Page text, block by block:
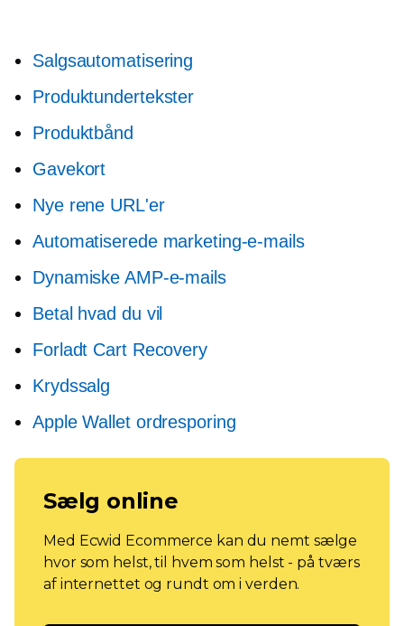
Salgsautomatisering
Produktundertekster
Produktbånd
Gavekort
Nye rene URL'er
Automatiserede marketing-e-mails
Dynamiske AMP-e-mails
Betal hvad du vil
Forladt Cart Recovery
Krydssalg
Apple Wallet ordresporing
Sælg online
Med Ecwid Ecommerce kan du nemt sælge
hvor som helst, til hvem som helst - på tværs
af internettet og rundt om i verden.